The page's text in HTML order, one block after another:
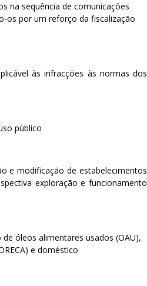
na sequência de comunicações
os por um reforço da fiscalização
às infracções às normas dos
público
e modificação de estabelecimentos
exploração e funcionamento
óleos alimentares usados (OAU),
e doméstico